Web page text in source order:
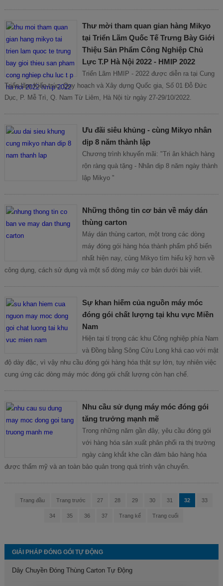
Thư mời tham quan gian hàng Mikyo
tại Triển Lãm Quốc Tế Trưng Bày Giới
Thiệu Sản Phẩm Công Nghiệp Chủ
Lực T.P Hà Nội 2022 - HMIP 2022
Triển Lãm HMIP - 2022 được diễn ra tại Cung
Triển lãm Kiến trúc, Quy hoạch và Xây dựng Quốc gia, Số 01 Đỗ Đức
Dục, P. Mễ Trì, Q. Nam Từ Liêm, Hà Nội từ ngày 27-29/10/2022.
Ưu đãi siêu khủng - cùng Mikyo nhân
dịp 8 năm thành lập
Chương trình khuyến mãi: "Tri ân khách hàng
rộn ràng quà tặng - Nhân dịp 8 năm ngày thành
lập Mikyo "
Những thông tin cơ bản về máy dán
thùng carton
Máy dán thùng carton, một trong các dòng
máy đóng gói hàng hóa thành phẩm phổ biến
nhất hiện nay, cùng Mikyo tìm hiểu kỹ hơn về
công dụng, cách sử dụng và một số dòng máy cơ bản dưới bài viết.
Sự khan hiếm của nguồn máy móc
đóng gói chất lượng tại khu vực Miền
Nam
Hiện tại tỉ trọng các khu Công nghiệp phía Nam
và Đồng bằng Sông Cửu Long khá cao với mật
độ dày đặc, vì vậy nhu cầu đóng gói hàng hóa thật sự lớn, tuy nhiên việc
cung ứng các dòng máy móc đóng gói chất lượng còn hạn chế.
Nhu cầu sử dụng máy móc đóng gói
tăng trưởng mạnh mẽ
Trong những năm gần đây, yêu cầu đóng gói
với hàng hóa sản xuất phân phối ra thị trường
ngày càng khắt khe cần đảm bảo hàng hóa
được thẩm mỹ và an toàn bảo quản trong quá trình vận chuyển.
Trang đầu Trang trước 27 28 29 30 31 32 33
34 35 36 37 Trang kế Trang cuối
GIẢI PHÁP ĐÓNG GÓI TỰ ĐỘNG
Dây Chuyền Đóng Thùng Carton Tự Động